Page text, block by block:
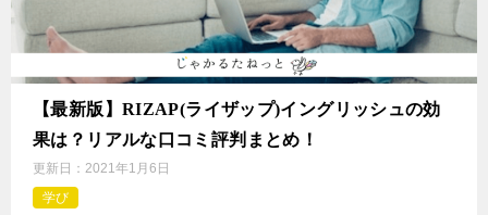
【最新版】RIZAP(ライザップ)イングリッシュの効
果は？リアルな口コミ評判まとめ！
更新日： 2021年1月6日
学び